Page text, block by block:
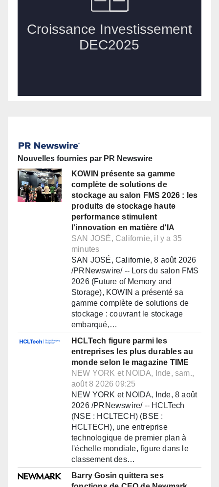
Nouvelles fournies par PR Newswire
KOWIN présente sa gamme
complète de solutions de
stockage au salon FMS 2026 : les
produits de stockage haute
performance stimulent
l'innovation en matière d'IA
SAN JOSÉ, Californie, il y a 35
minutes
SAN JOSÉ, Californie, 8 août 2026
/PRNewswire/ -- Lors du salon FMS
2026 (Future of Memory and
Storage), KOWIN a présenté sa
gamme complète de solutions de
stockage : couvrant le stockage
embarqué,…
HCLTech figure parmi les
entreprises les plus durables au
monde selon le magazine TIME
NEW YORK et NOIDA, Inde, sam.,
août 8 2026 09:25
NEW YORK et NOIDA, Inde, 8 août
2026 /PRNewswire/ -- HCLTech
(NSE : HCLTECH) (BSE :
HCLTECH), une entreprise
technologique de premier plan à
l'échelle mondiale, figure dans le
classement des…
Barry Gosin quittera ses